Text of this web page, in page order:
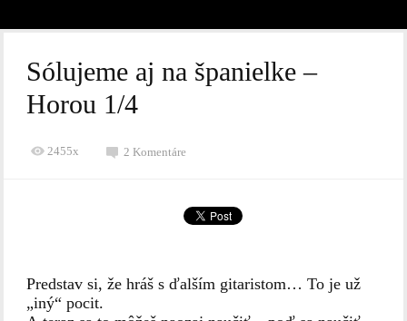
Sólujeme aj na španielke –
Horou 1/4
2455x 2 Komentáre
Predstav si, že hráš s ďalším gitaristom… To je už
„iný“ pocit.